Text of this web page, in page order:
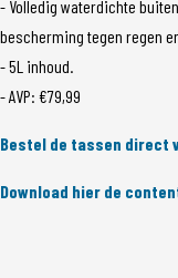
- Volledig waterdichte
bescherming tegen regen
- 5L inhoud.
- AVP: €79,99
Bestel de tassen direct
Download hier de